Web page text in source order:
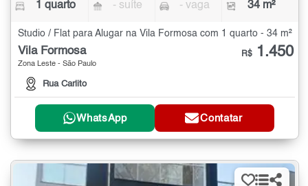
1 quarto - suíte - vaga 34 m²
Studio / Flat para Alugar na Vila Formosa com 1 quarto - 34 m²
Vila Formosa
Zona Leste - São Paulo
Rua Carlito
R$ 1.450
WhatsApp Contatar